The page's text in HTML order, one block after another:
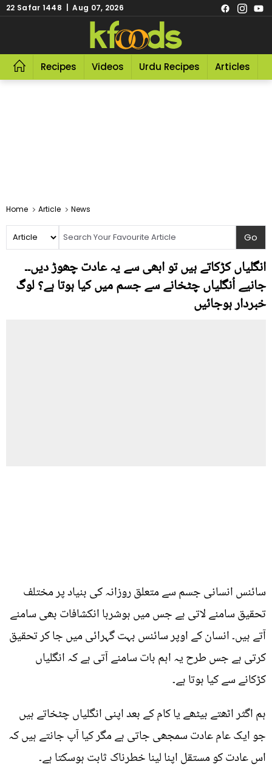
22 Safar 1448 | Aug 07, 2026
Recipes Videos Urdu Recipes Articles
Home Article News
انگلیاں کڑکاتے ہیں تو ابھی سے یہ عادت چھوڑ دیں۔۔
جانیے اُنگلیاں چٹخانے سے جسم میں کیا ہوتا ہے؟ لوگ
خبردار ہوجائیں
سائنس انسانی جسم سے متعلق روزانہ کی بنیاد پر مختلف
تحقیق سامنے لاتی ہے جس میں ہوشربا انکشافات بھی سامنے
آتے ہیں۔ انسان کے اوپر سائنس بہت گہرائی میں جا کر تحقیق
کرتی ہے جس طرح یہ اہم بات سامنے آتی ہے کہ انگلیاں
کڑکانے سے کیا ہوتا ہے۔
ہم اگثر اٹھتے بیٹھے یا کام کے بعد اپنی انگلیاں چٹخاتے ہیں
جو ایک عام عادت سمجھی جاتی ہے مگر کیا آپ جانتے ہیں کہ
اس عادت کو مستقل اپنا لینا خطرناک ثابت ہوسکتا ہے۔